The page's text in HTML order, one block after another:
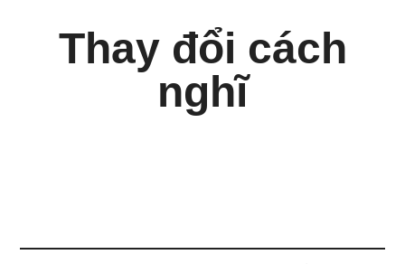
Thay đổi cách
nghĩ